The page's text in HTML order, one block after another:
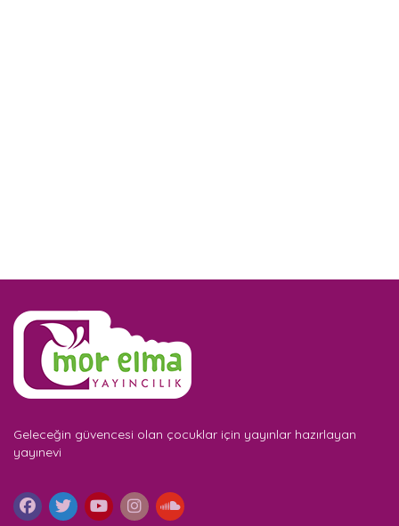
Geleceğin güvencesi olan çocuklar için yayınlar hazırlayan
yayınevi